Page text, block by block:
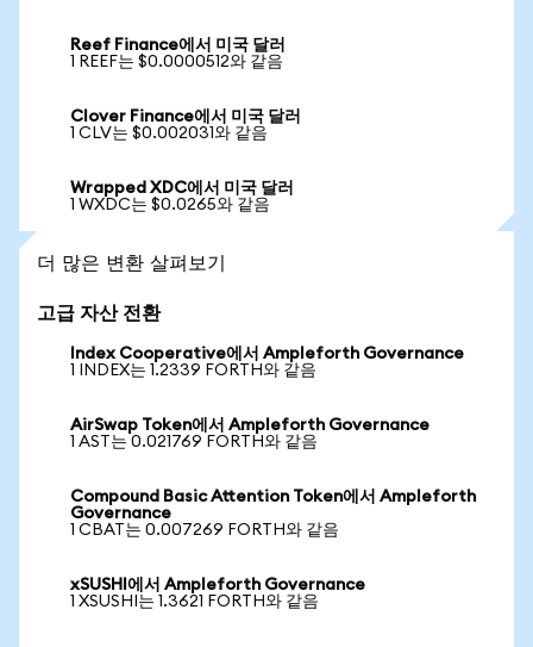
Reef Finance에서 미국 달러
1 REEF는 $0.0000512와 같음
Clover Finance에서 미국 달러
1 CLV는 $0.002031와 같음
Wrapped XDC에서 미국 달러
1 WXDC는 $0.0265와 같음
더 많은 변환 살펴보기
고급 자산 전환
Index Cooperative에서 Ampleforth Governance
1 INDEX는 1.2339 FORTH와 같음
AirSwap Token에서 Ampleforth Governance
1 AST는 0.021769 FORTH와 같음
Compound Basic Attention Token에서 Ampleforth
Governance
1 CBAT는 0.007269 FORTH와 같음
xSUSHI에서 Ampleforth Governance
1 XSUSHI는 1.3621 FORTH와 같음